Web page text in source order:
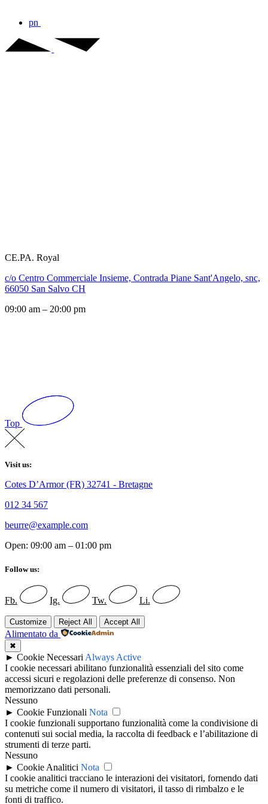
pn
CE.PA. Royal
c/o Centro Commerciale Insieme, Contrada Piane Sant'Angelo, snc,
66050 San Salvo CH
09:00 am – 20:00 pm
Top
Visit us:
Cotes D’Armor (FR) 32741 - Bretagne
012 34 567
beurre@example.com
Open: 09:00 am – 01:00 pm
Follow us:
Fb. Ig. Tw. Li.
Customize Reject All Accept All
Alimentato da
✖
► Cookie Necessari Always Active
I cookie necessari abilitano funzionalità essenziali del sito come
accessi sicuri e regolazioni delle preferenze di consenso. Non
memorizzano dati personali.
Nessuno
► Cookie Funzionali Nota
I cookie funzionali supportano funzionalità come la condivisione di
contenuti sui social media, la raccolta di feedback e l’abilitazione di
strumenti di terze parti.
Nessuno
► Cookie Analitici Nota
I cookie analitici tracciano le interazioni dei visitatori, fornendo dati
su metriche come il numero di visitatori, il tasso di rimbalzo e le
fonti di traffico.